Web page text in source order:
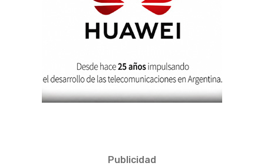
Publicidad